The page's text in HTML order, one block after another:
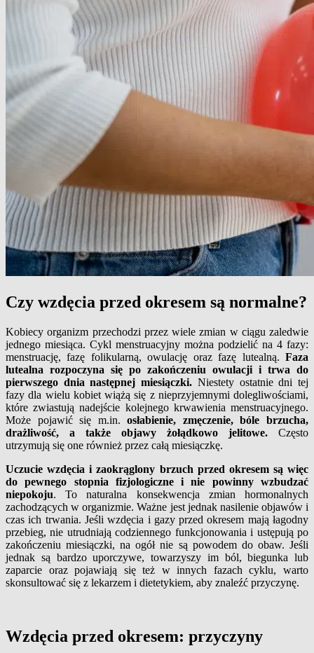
Czy wzdęcia przed okresem są normalne?
Kobiecy organizm przechodzi przez wiele zmian w ciągu zaledwie
jednego miesiąca. Cykl menstruacyjny można podzielić na 4 fazy:
menstruację, fazę folikularną, owulację oraz fazę lutealną. Faza
lutealna rozpoczyna się po zakończeniu owulacji i trwa do
pierwszego dnia następnej miesiączki. Niestety ostatnie dni tej
fazy dla wielu kobiet wiążą się z nieprzyjemnymi dolegliwościami,
które zwiastują nadejście kolejnego krwawienia menstruacyjnego.
Może pojawić się m.in.osłabienie, zmęczenie, bóle brzucha,
drażliwość, a także objawy żołądkowo jelitowe. Często
utrzymują się one również przez całą miesiączkę.
Uczucie wzdęcia i zaokrąglony brzuch przed okresem są więc
do pewnego stopnia fizjologiczne i nie powinny wzbudzać
niepokoju. To naturalna konsekwencja zmian hormonalnych
zachodzących w organizmie. Ważne jest jednak nasilenie objawów i
czas ich trwania. Jeśli wzdęcia i gazy przed okresem mają łagodny
przebieg, nie utrudniają codziennego funkcjonowania i ustępują po
zakończeniu miesiączki, na ogół nie są powodem do obaw. Jeśli
jednak są bardzo uporczywe, towarzyszy im ból, biegunka lub
zaparcie oraz pojawiają się też w innych fazach cyklu, warto
skonsultować się z lekarzem i dietetykiem, aby znaleźć przyczynę.
Wzdęcia przed okresem: przyczyny